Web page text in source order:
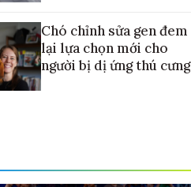
Chó chỉnh sửa gen đem
lại lựa chọn mới cho
người bị dị ứng thú cưng